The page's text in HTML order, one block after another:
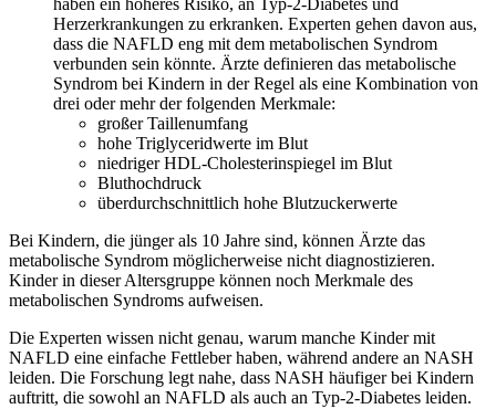
haben ein höheres Risiko, an Typ-2-Diabetes und
Herzerkrankungen zu erkranken. Experten gehen davon aus,
dass die NAFLD eng mit dem metabolischen Syndrom
verbunden sein könnte. Ärzte definieren das metabolische
Syndrom bei Kindern in der Regel als eine Kombination von
drei oder mehr der folgenden Merkmale:
großer Taillenumfang
hohe Triglyceridwerte im Blut
niedriger HDL-Cholesterinspiegel im Blut
Bluthochdruck
überdurchschnittlich hohe Blutzuckerwerte
Bei Kindern, die jünger als 10 Jahre sind, können Ärzte das
metabolische Syndrom möglicherweise nicht diagnostizieren.
Kinder in dieser Altersgruppe können noch Merkmale des
metabolischen Syndroms aufweisen.
Die Experten wissen nicht genau, warum manche Kinder mit
NAFLD eine einfache Fettleber haben, während andere an NASH
leiden. Die Forschung legt nahe, dass NASH häufiger bei Kindern
auftritt, die sowohl an NAFLD als auch an Typ-2-Diabetes leiden.